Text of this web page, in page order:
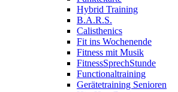
Hybrid Training
B.A.R.S.
Calisthenics
Fit ins Wochenende
Fitness mit Musik
FitnessSprechStunde
Functionaltraining
Gerätetraining Senioren